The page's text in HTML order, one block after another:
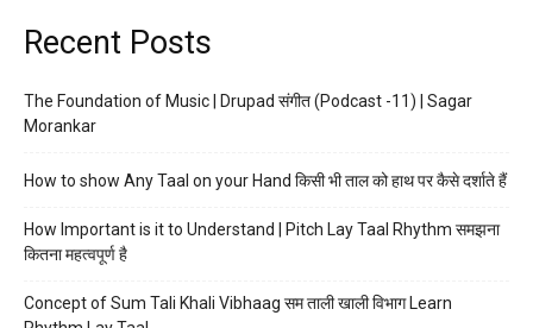
Recent Posts
The Foundation of Music | Drupad संगीत (Podcast -11) | Sagar
Morankar
How to show Any Taal on your Hand किसी भी ताल को हाथ पर कैसे दर्शाते हैं
How Important is it to Understand | Pitch Lay Taal Rhythm समझना
कितना महत्वपूर्ण है
Concept of Sum Tali Khali Vibhaag सम ताली खाली विभाग Learn